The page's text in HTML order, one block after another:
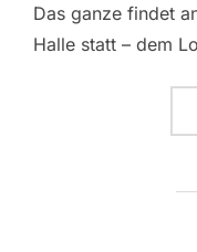
Das ganze findet
Halle statt – dem